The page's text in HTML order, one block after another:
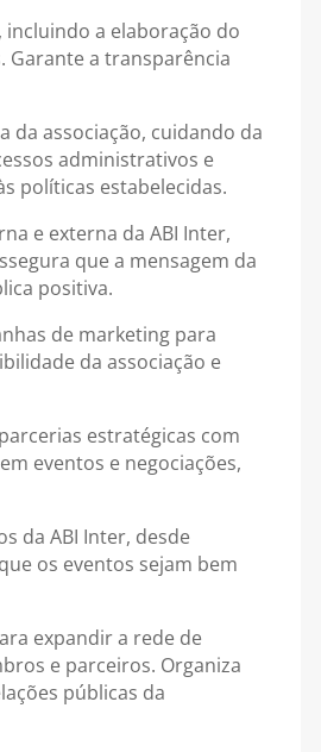
incluindo a elaboração do
Garante a transparência
da associação, cuidando da
administrativos e
políticas estabelecidas.
e externa da ABI Inter,
que a mensagem da
positiva.
de marketing para
da associação e
estratégicas com
eventos e negociações,
da ABI Inter, desde
os eventos sejam bem
expandir a rede de
e parceiros. Organiza
públicas da